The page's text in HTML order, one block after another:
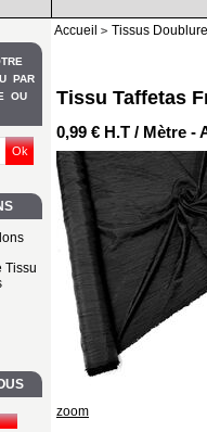
Tissu
PAR
OU
Accueil Tissus Doublure
Tissu Taffetas
0,99 € H.T / Mètre -
zoom